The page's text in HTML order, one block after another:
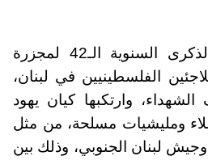
تصادف يوم الاثنين، الذكرى السنوية الـ42 لمجزرة
الفلسطينيين في لبنان،
وارتكبها كيان يهود
ومليشيات مسلحة، من مثل
لبنان الجنوبي، وذلك بين